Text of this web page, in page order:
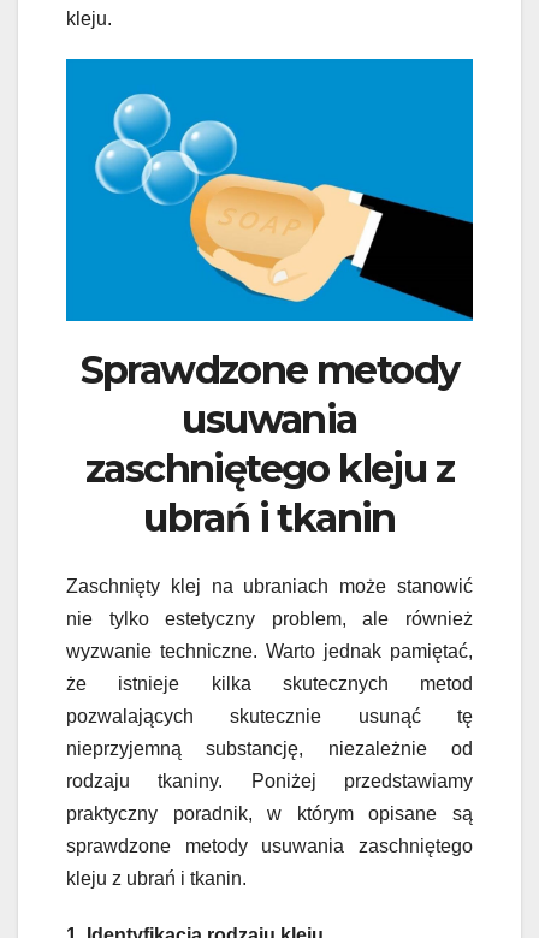
kleju.
Sprawdzone metody
usuwania
zaschniętego kleju z
ubrań i tkanin
Zaschnięty klej na ubraniach może stanowić
nie tylko estetyczny problem, ale również
wyzwanie techniczne. Warto jednak pamiętać,
że istnieje kilka skutecznych metod
pozwalających skutecznie usunąć tę
nieprzyjemną substancję, niezależnie od
rodzaju tkaniny. Poniżej przedstawiamy
praktyczny poradnik, w którym opisane są
sprawdzone metody usuwania zaschniętego
kleju z ubrań i tkanin.